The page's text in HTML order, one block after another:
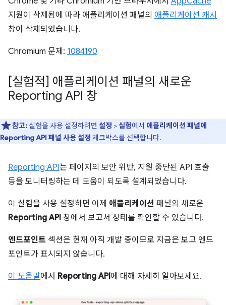
지원이 삭제됨에 따라 애플리케이션 패널의 애플리케이션 캐시
창이 삭제되었습니다.
Chromium 문제: 1084190
[실험적] 애플리케이션 패널의 새로운
Reporting API 창
참고: 실험을 사용 설정하려면 설정 > 실험에서 애플리케이션 패널에
Reporting API 패널 사용 설정 체크박스를 선택합니다.
Reporting API는 페이지의 보안 위반, 지원 중단된 API 호출
등을 모니터링하는 데 도움이 되도록 설계되었습니다.
이 실험을 사용 설정하면 이제 애플리케이션 패널의 새로운
Reporting API 창에서 보고서 상태를 확인할 수 있습니다.
엔드포인트 섹션은 현재 아직 개발 중이므로 지금은 보고 엔드
포인트가 표시되지 않습니다.
이 도움말에서 Reporting API에 대해 자세히 알아보세요.